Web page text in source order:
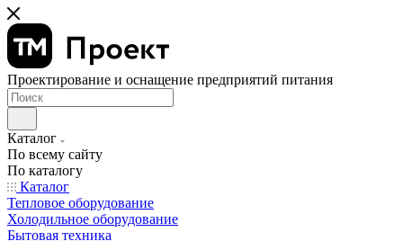
Проектирование и оснащение предприятий питания
Каталог
По всему сайту
По каталогу
Каталог
Тепловое оборудование
Холодильное оборудование
Бытовая техника